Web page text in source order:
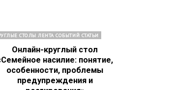
СТОЛЫ ЛЕНТА СОБЫТИЙ СТАТЬИ
Онлайн-круглый стол
насилие: понятие,
особенности, проблемы
предупреждения и